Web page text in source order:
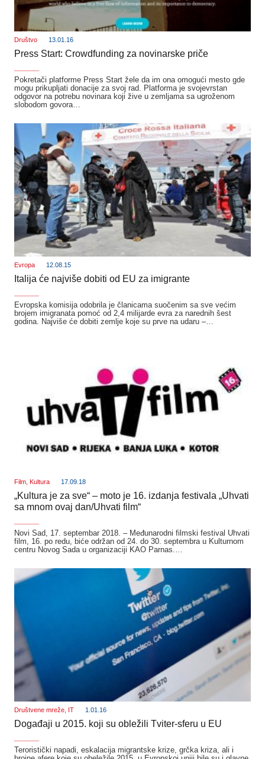
Društvo 13.01.16
Press Start: Crowdfunding za novinarske priče
Pokretači platforme Press Start žele da im ona omogući mesto gde
mogu prikupljati donacije za svoj rad. Platforma je svojevrstan
odgovor na potrebu novinara koji žive u zemljama sa ugroženom
slobodom govora…
Evropa 12.08.15
Italija će najviše dobiti od EU za imigrante
Evropska komisija odobrila je članicama suočenim sa sve većim
brojem imigranata pomoć od 2,4 milijarde evra za narednih šest
godina. Najviše će dobiti zemlje koje su prve na udaru –…
Film Kultura 17.09.18
„Kultura je za sve“ – moto je 16. izdanja festivala „Uhvati
sa mnom ovaj dan/Uhvati film“
Novi Sad, 17. septembar 2018. – Međunarodni filmski festival Uhvati
film, 16. po redu, biće održan od 24. do 30. septembra u Kulturnom
centru Novog Sada u organizaciji KAO Parnas.…
Društvene mreže IT 1.01.16
Događaji u 2015. koji su obležili Tviter-sferu u EU
Teroristički napadi, eskalacija migrantske krize, grčka kriza, ali i